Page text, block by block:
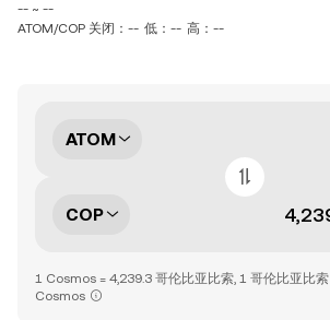
-- ~ --
ATOM/COP 关闭：-- 低：-- 高：--
ATOM
COP
1 Cosmos = 4,239.3 哥伦比亚比索, 1 哥伦比亚比
Cosmos